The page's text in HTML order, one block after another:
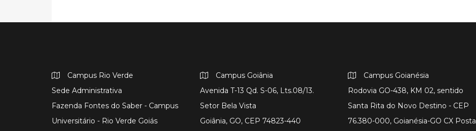
Campus Rio Verde
Sede Administrativa
Fazenda Fontes do Saber - Campus
Universitário - Rio Verde Goiás
Campus Goiânia
Avenida T-13 Qd. S-06, Lts.08/13.
Setor Bela Vista
Goiânia, GO, CEP 74823-440
Campus Goianésia
Rodovia GO-438, KM 02, sentido
Santa Rita do Novo Destino - CEP
76.380-000, Goianésia-GO CX Postal